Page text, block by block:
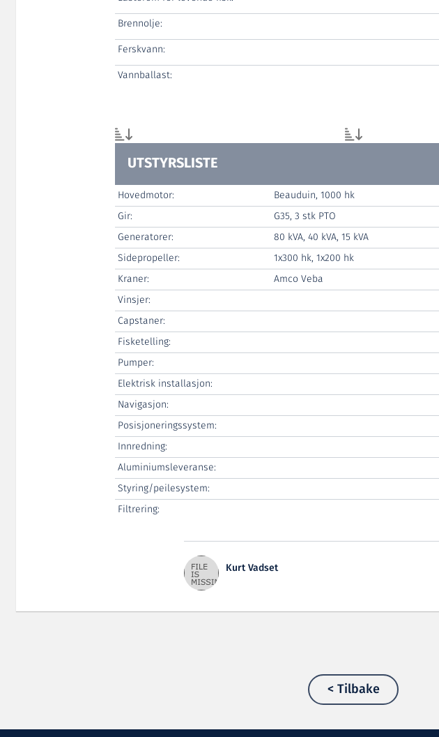
Brennolje:
Ferskvann:
Vannballast:
UTSTYRSLISTE
Hovedmotor: Beauduin, 1000 hk
Gir:
G35, 3 stk PTO
Generatorer:
80 kVA, 40 kVA, 15 kVA
Sidepropeller:
1x300 hk, 1x200 hk
Kraner:
Amco Veba
Vinsjer:
Capstaner:
Fisketelling:
Pumper:
Elektrisk installasjon:
Navigasjon:
Posisjoneringssystem:
Innredning:
Aluminiumsleveranse:
Styring/peilesystem:
Filtrering:
Kurt Vadset
< Tilbake